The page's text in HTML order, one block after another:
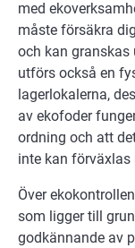
med
måste försäkra
och kan granskas
utförs också en
lagerlokalerna,
av ekofoder
ordning och att
inte kan förväxlas
Över
som ligger till
godkännande av